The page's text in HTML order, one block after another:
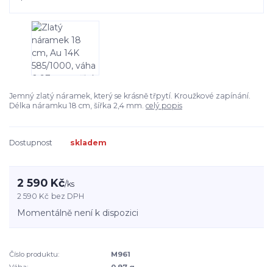
Jemný zlatý náramek, který se krásně třpytí. Kroužkové zapínání.
Délka náramku 18 cm, šířka 2,4 mm. celý popis
Dostupnost skladem
2 590 Kč/ks
2 590 Kč bez DPH
Momentálně není k dispozici
Číslo produktu:
M961